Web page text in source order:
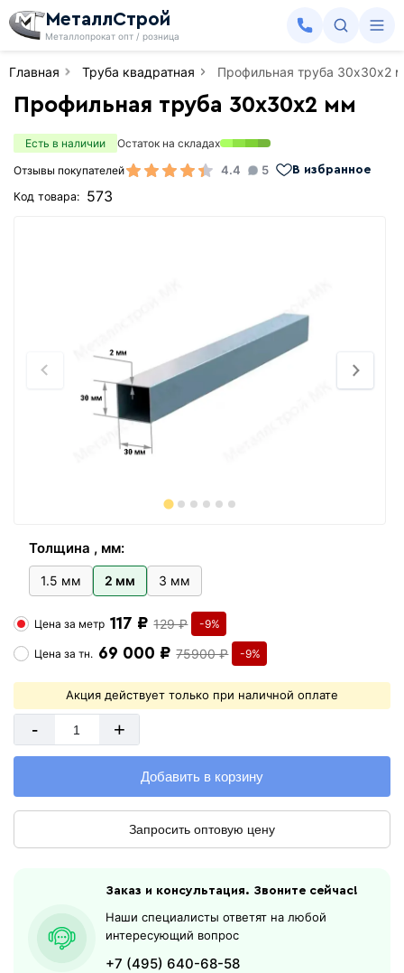
МеталлСтрой
Металлопрокат опт / розница
Главная Труба квадратная Профильная труба 30х30х2
Профильная труба 30х30х2 мм
Есть в наличии
Остаток на складах
Отзывы покупателей
4.4 5 В избранное
Код товара: 573
Толщина , мм:
1.5 мм 2 мм 3 мм
Цена за метр 117 ₽ 129 ₽ -9%
Цена затн. 69 000 ₽ 75900 ₽ -9%
Акция действует только при наличной оплате
- +
Добавить в корзину
Запросить оптовую цену
Заказ и консультация. Звоните сейчас!
Наши специалисты ответят на любой
интересующий вопрос
+7 (495) 640-68-58